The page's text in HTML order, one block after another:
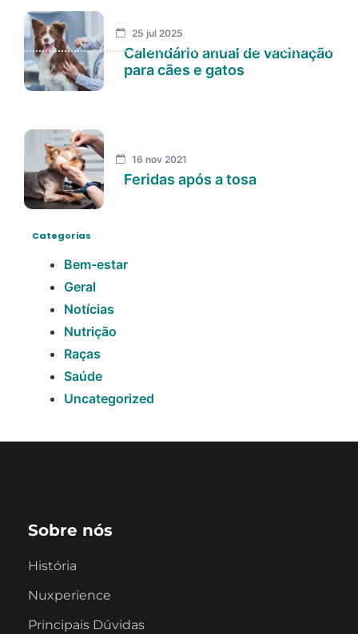
25 jul 2025
Calendário anual de vacinação
para cães e gatos
16 nov 2021
Feridas após a tosa
Categorias
Bem-estar
Geral
Notícias
Nutrição
Raças
Saúde
Uncategorized
Sobre nós
História
Nuxperience
Principais Dúvidas